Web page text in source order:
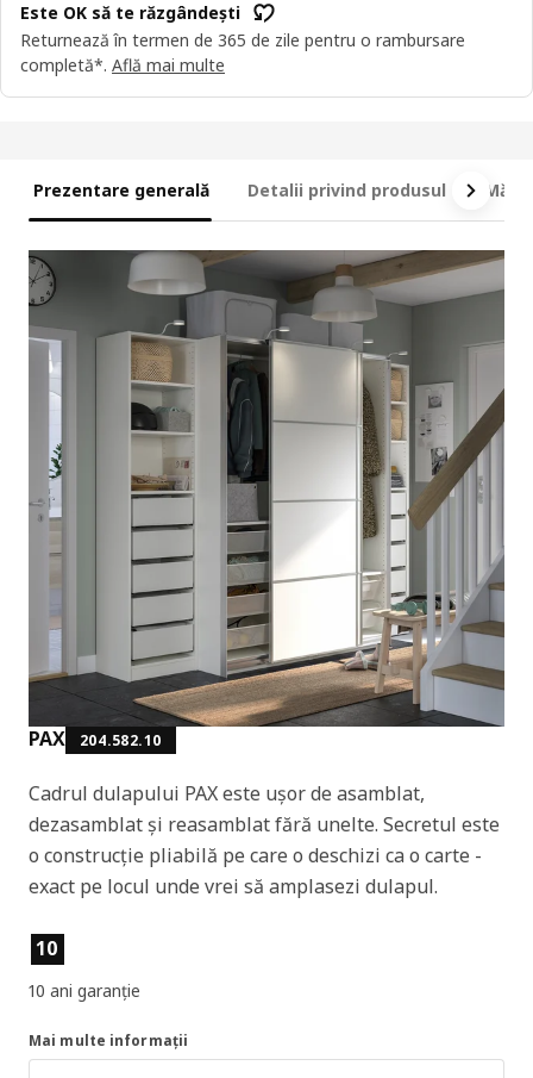
Este OK să te răzgândești
Returnează în termen de 365 de zile pentru o rambursare
completă*. Află mai multe
Prezentare generală Detalii privind produsul
PAX 204.582.10
Cadrul dulapului PAX este ușor de asamblat,
dezasamblat și reasamblat fără unelte. Secretul este
o construcție pliabilă pe care o deschizi ca o carte -
exact pe locul unde vrei să amplasezi dulapul.
Caracteristicile produselor
10
10 ani garanție
Mai multe informații